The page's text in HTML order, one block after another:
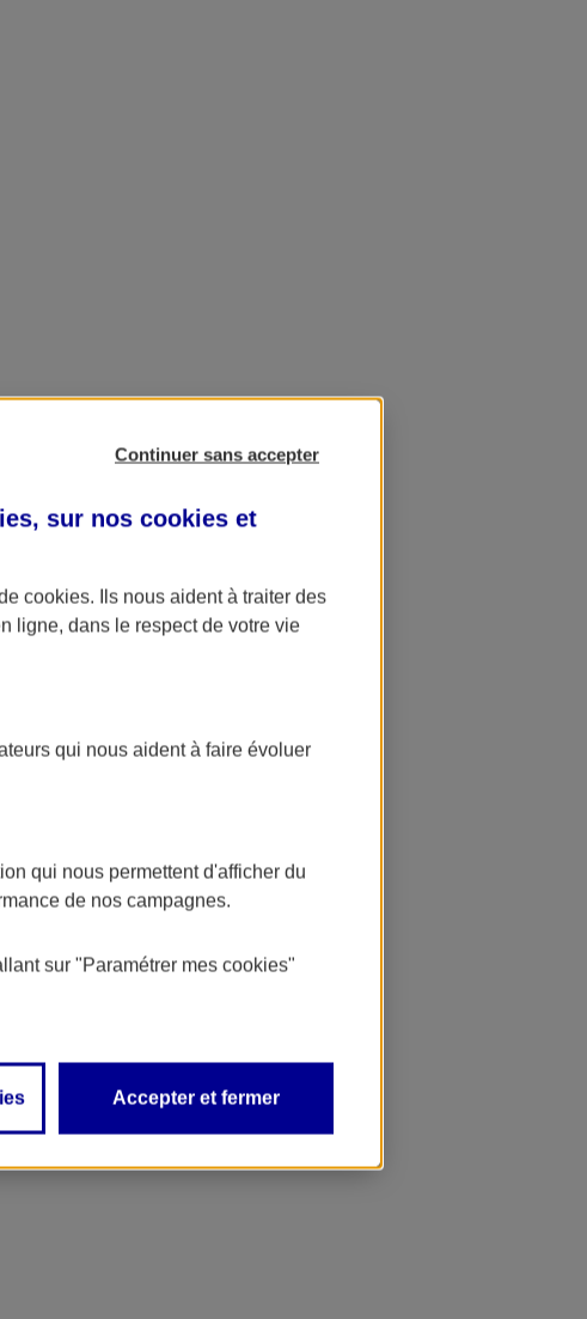
Continuer sans accepter
sur nos cookies et
cookies. Ils nous aident à traiter des
ligne, dans le respect de votre vie
qui nous aident à faire évoluer
qui nous permettent d'afficher du
de nos campagnes.
sur "Paramétrer mes cookies"
Accepter et fermer